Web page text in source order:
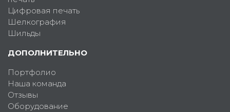
Цифровая печать
Шелкография
Шильды
ДОПОЛНИТЕЛЬНО
Портфолио
Наша команда
Отзывы
Оборудование